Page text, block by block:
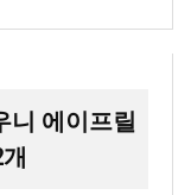
니 에이프릴